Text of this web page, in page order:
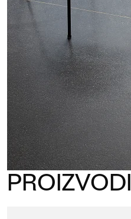
PROIZVODI